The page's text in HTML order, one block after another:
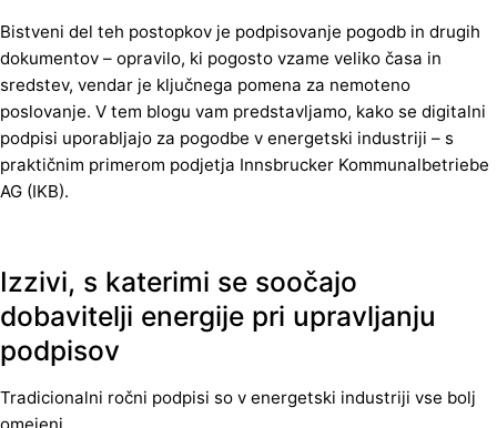
Bistveni del teh postopkov je podpisovanje pogodb in drugih
dokumentov – opravilo, ki pogosto vzame veliko časa in
sredstev, vendar je ključnega pomena za nemoteno
poslovanje. V tem blogu vam predstavljamo, kako se digitalni
podpisi uporabljajo za pogodbe v energetski industriji – s
praktičnim primerom podjetja Innsbrucker Kommunalbetriebe
AG (IKB).
Izzivi, s katerimi se soočajo
dobavitelji energije pri upravljanju
podpisov
Tradicionalni ročni podpisi so v energetski industriji vse bolj